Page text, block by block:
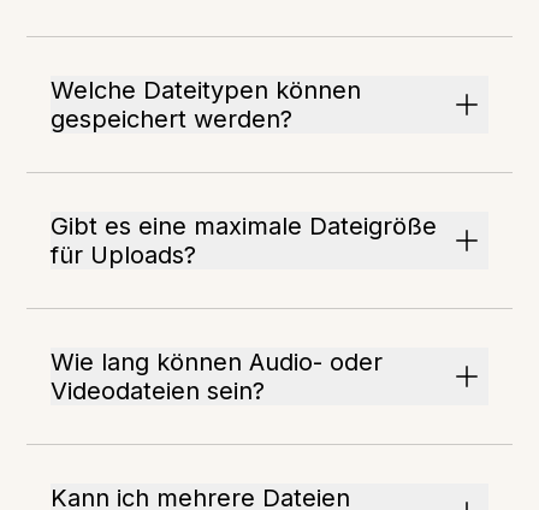
Welche Dateitypen können
gespeichert werden?
Gibt es eine maximale Dateigröße
für Uploads?
Wie lang können Audio- oder
Videodateien sein?
Kann ich mehrere Dateien